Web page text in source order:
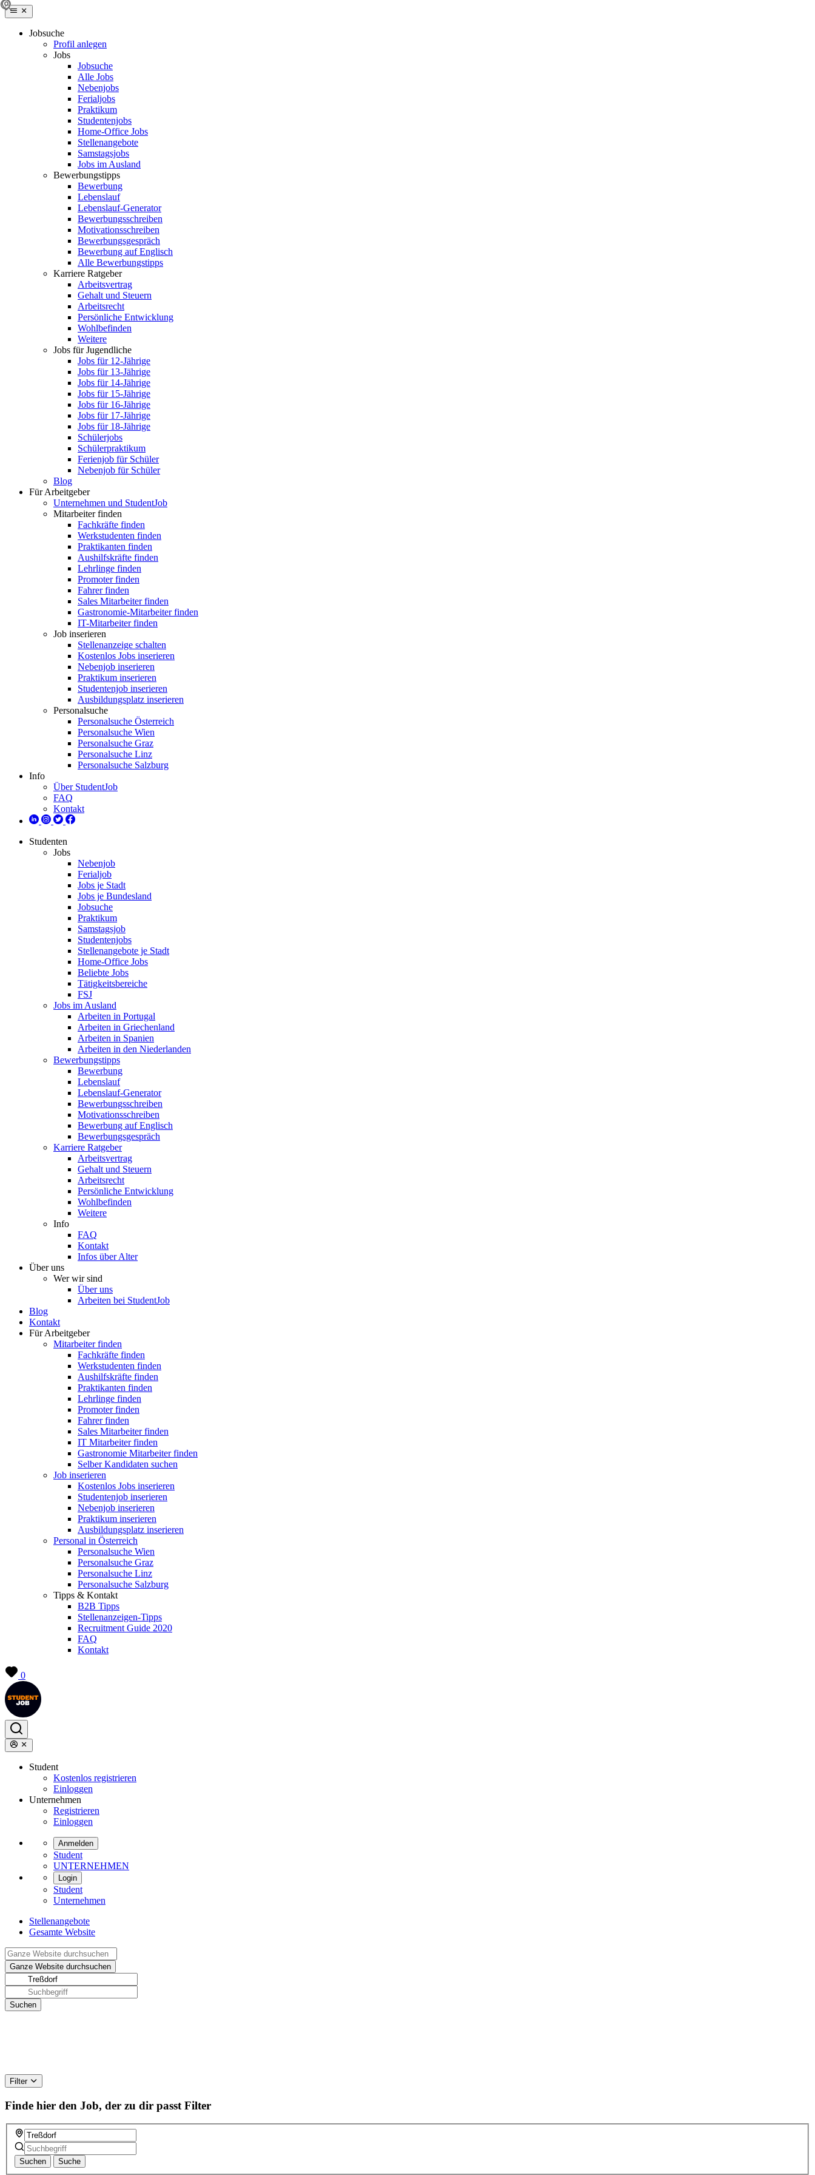
Jobsuche
Profil anlegen
Jobs
Jobsuche
Alle Jobs
Nebenjobs
Ferialjobs
Praktikum
Studentenjobs
Home-Office Jobs
Stellenangebote
Samstagsjobs
Jobs im Ausland
Bewerbungstipps
Bewerbung
Lebenslauf
Lebenslauf-Generator
Bewerbungsschreiben
Motivationsschreiben
Bewerbungsgespräch
Bewerbung auf Englisch
Alle Bewerbungstipps
Karriere Ratgeber
Arbeitsvertrag
Gehalt und Steuern
Arbeitsrecht
Persönliche Entwicklung
Wohlbefinden
Weitere
Jobs für Jugendliche
Jobs für 12-Jährige
Jobs für 13-Jährige
Jobs für 14-Jährige
Jobs für 15-Jährige
Jobs für 16-Jährige
Jobs für 17-Jährige
Jobs für 18-Jährige
Schülerjobs
Schülerpraktikum
Ferienjob für Schüler
Nebenjob für Schüler
Blog
Für Arbeitgeber
Unternehmen und StudentJob
Mitarbeiter finden
Fachkräfte finden
Werkstudenten finden
Praktikanten finden
Aushilfskräfte finden
Lehrlinge finden
Promoter finden
Fahrer finden
Sales Mitarbeiter finden
Gastronomie-Mitarbeiter finden
IT-Mitarbeiter finden
Job inserieren
Stellenanzeige schalten
Kostenlos Jobs inserieren
Nebenjob inserieren
Praktikum inserieren
Studentenjob inserieren
Ausbildungsplatz inserieren
Personalsuche
Personalsuche Österreich
Personalsuche Wien
Personalsuche Graz
Personalsuche Linz
Personalsuche Salzburg
Info
Über StudentJob
FAQ
Kontakt
Studenten
Jobs
Nebenjob
Ferialjob
Jobs je Stadt
Jobs je Bundesland
Jobsuche
Praktikum
Samstagsjob
Studentenjobs
Stellenangebote je Stadt
Home-Office Jobs
Beliebte Jobs
Tätigkeitsbereiche
FSJ
Jobs im Ausland
Arbeiten in Portugal
Arbeiten in Griechenland
Arbeiten in Spanien
Arbeiten in den Niederlanden
Bewerbungstipps
Bewerbung
Lebenslauf
Lebenslauf-Generator
Bewerbungsschreiben
Motivationsschreiben
Bewerbung auf Englisch
Bewerbungsgespräch
Karriere Ratgeber
Arbeitsvertrag
Gehalt und Steuern
Arbeitsrecht
Persönliche Entwicklung
Wohlbefinden
Weitere
Info
FAQ
Kontakt
Infos über Alter
Über uns
Wer wir sind
Über uns
Arbeiten bei StudentJob
Blog
Kontakt
Für Arbeitgeber
Mitarbeiter finden
Fachkräfte finden
Werkstudenten finden
Aushilfskräfte finden
Praktikanten finden
Lehrlinge finden
Promoter finden
Fahrer finden
Sales Mitarbeiter finden
IT Mitarbeiter finden
Gastronomie Mitarbeiter finden
Selber Kandidaten suchen
Job inserieren
Kostenlos Jobs inserieren
Studentenjob inserieren
Nebenjob inserieren
Praktikum inserieren
Ausbildungsplatz inserieren
Personal in Österreich
Personalsuche Wien
Personalsuche Graz
Personalsuche Linz
Personalsuche Salzburg
Tipps & Kontakt
B2B Tipps
Stellenanzeigen-Tipps
Recruitment Guide 2020
FAQ
Kontakt
0
Student
Kostenlos registrieren
Einloggen
Unternehmen
Registrieren
Einloggen
Anmelden
Student
UNTERNEHMEN
Login
Student
Unternehmen
Stellenangebote
Gesamte Website
Filter
Finde hier den Job, der zu dir passt Filter
Suchen Suche